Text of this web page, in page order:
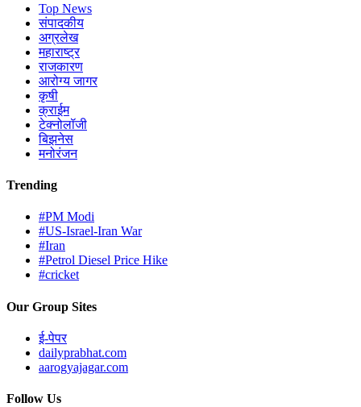
Top News
संपादकीय
अग्रलेख
महाराष्ट्र
राजकारण
आरोग्य जागर
कृषी
क्राईम
टेक्नोलॉजी
बिझनेस
मनोरंजन
Trending
#PM Modi
#US-Israel-Iran War
#Iran
#Petrol Diesel Price Hike
#cricket
Our Group Sites
ई-पेपर
dailyprabhat.com
aarogyajagar.com
Follow Us